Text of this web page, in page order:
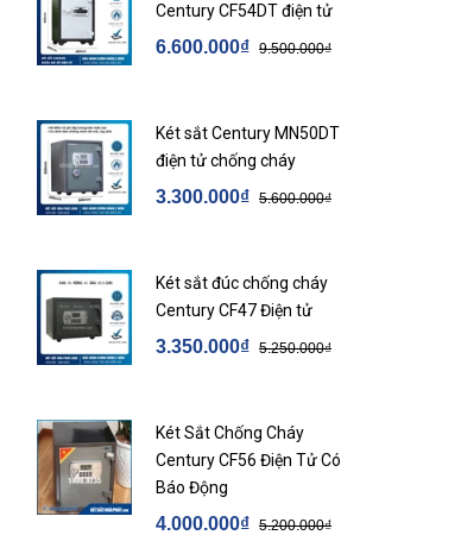
Century CF54DT điện tử
6.600.000₫ 9.500.000₫
Két sắt Century MN50DT
điện tử chống cháy
3.300.000₫ 5.600.000₫
Két sắt đúc chống cháy
Century CF47 Điện tử
3.350.000₫ 5.250.000₫
Két Sắt Chống Cháy
Century CF56 Điện Tử Có
Báo Động
4.000.000₫ 5.200.000₫